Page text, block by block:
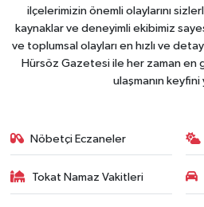
ilçelerimizin önemli olaylarını
kaynaklar ve deneyimli ekibimiz
ve toplumsal olayları en hızlı ve
Hürsöz Gazetesi ile her zaman en
ulaşmanın keyfini
Nöbetçi Eczaneler
Tokat Namaz Vakitleri